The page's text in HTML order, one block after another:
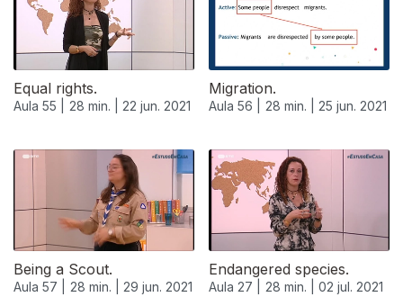
Equal rights.
Aula 55 | 28 min. | 22 jun. 2021
Migration.
Aula 56 | 28 min. | 25 jun. 2021
Being a Scout.
Aula 57 | 28 min. | 29 jun. 2021
Endangered species.
Aula 27 | 28 min. | 02 jul. 2021
554865